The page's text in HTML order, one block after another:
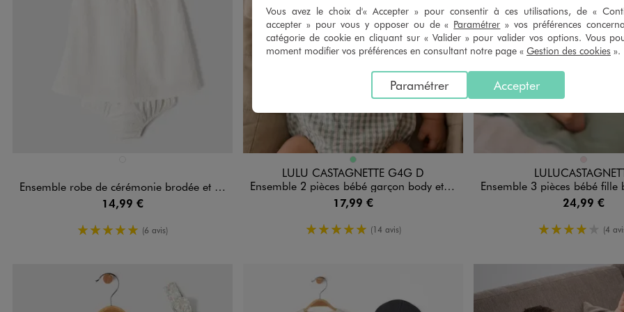
Ensemble robe de cérémonie brodée et culotte bloomer bébé fille
14,99 €
5/5 de moyenne
(6 avis)
Disponible en 1 colorisVERT CLAIR
LULU CASTAGNETTE G4G D
Ensemble 2 pièces bébé garçon body et barboteuse - LuluCastagnette
17,99 €
5/5 de moyenne
(14 avis)
Ensemble 3 pièces bébé fille blouse, legging et
24,99 €
4/5 de
(4
Vous avez le choix d'« Accepter » pour consentir à ces utilisations, de «
accepter » pour vous y opposer ou de « Paramétrer » vos préférences
catégorie de cookie en cliquant sur « Valider » pour valider vos options. Vous
moment modifier vos préférences en consultant notre page « Gestion des cookies ».
Accepter
Paramétrer